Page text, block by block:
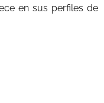
en sus perfiles de